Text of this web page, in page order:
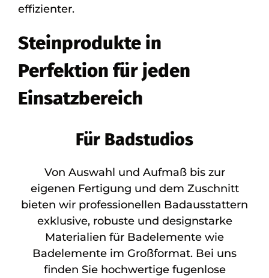
effizienter.
Steinprodukte in
Perfektion für jeden
Einsatzbereich
Für Badstudios
Von Auswahl und Aufmaß bis zur
eigenen Fertigung und dem Zuschnitt
bieten wir professionellen Badausstattern
exklusive, robuste und designstarke
Materialien für Badelemente wie
Badelemente im Großformat. Bei uns
finden Sie hochwertige fugenlose